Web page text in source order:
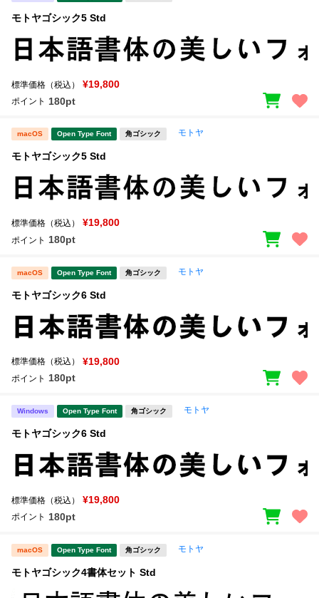
モトヤゴシック5 Std
標準価格（税込） ¥19,800
ポイント 180pt
macOS Open Type Font 角ゴシック モトヤ
モトヤゴシック5 Std
標準価格（税込） ¥19,800
ポイント 180pt
macOS Open Type Font 角ゴシック モトヤ
モトヤゴシック6 Std
標準価格（税込） ¥19,800
ポイント 180pt
Windows Open Type Font 角ゴシック モトヤ
モトヤゴシック6 Std
標準価格（税込） ¥19,800
ポイント 180pt
macOS Open Type Font 角ゴシック モトヤ
モトヤゴシック4書体セット Std